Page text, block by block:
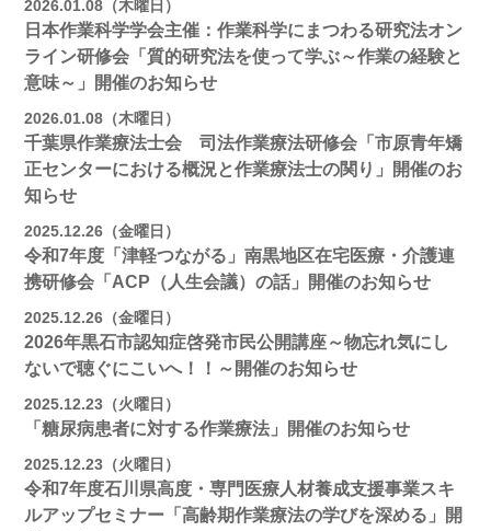
2026.01.08（木曜日）
日本作業科学学会主催：作業科学にまつわる研究法オン
ライン研修会「質的研究法を使って学ぶ～作業の経験と
意味～」開催のお知らせ
2026.01.08（木曜日）
千葉県作業療法士会 司法作業療法研修会「市原青年矯
正センターにおける概況と作業療法士の関り」開催のお
知らせ
2025.12.26（金曜日）
令和7年度「津軽つながる」南黒地区在宅医療・介護連
携研修会「ACP（人生会議）の話」開催のお知らせ
2025.12.26（金曜日）
2026年黒石市認知症啓発市民公開講座～物忘れ気にし
ないで聴ぐにこいへ！！～開催のお知らせ
2025.12.23（火曜日）
「糖尿病患者に対する作業療法」開催のお知らせ
2025.12.23（火曜日）
令和7年度石川県高度・専門医療人材養成支援事業スキ
ルアップセミナー「高齢期作業療法の学びを深める」開